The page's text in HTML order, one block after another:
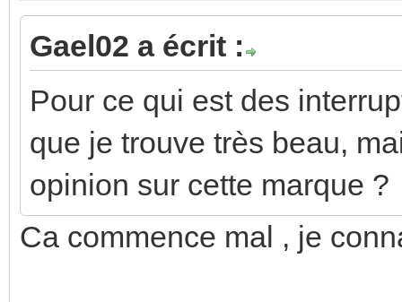
Gael02 a écrit :
Pour ce qui est des
que je trouve très beau,
opinion sur cette marque ?
Ca commence mal , je